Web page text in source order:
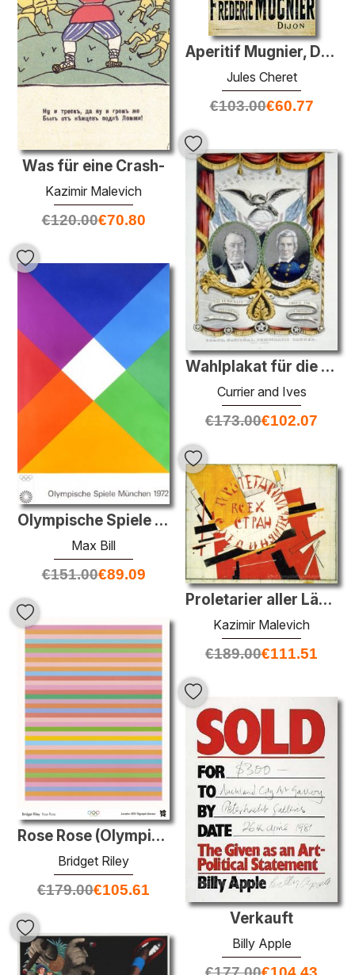
Aperitif Mugnier, Dijon
Jules Cheret
€103.00€60.77
Was für eine Crash-
Kazimir Malevich
€120.00€70.80
Wahlplakat für die Demokraten
Currier and Ives
€173.00€102.07
Olympische Spiele München
Max Bill
€151.00€89.09
Proletarier aller Länder, vereinigt euch!
Kazimir Malevich
€189.00€111.51
Rose Rose (Olympische Spiele London 2012 Poster)
Bridget Riley
€179.00€105.61
Verkauft
Billy Apple